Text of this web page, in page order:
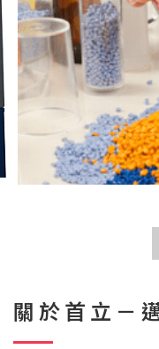
可實現多
關於首立－